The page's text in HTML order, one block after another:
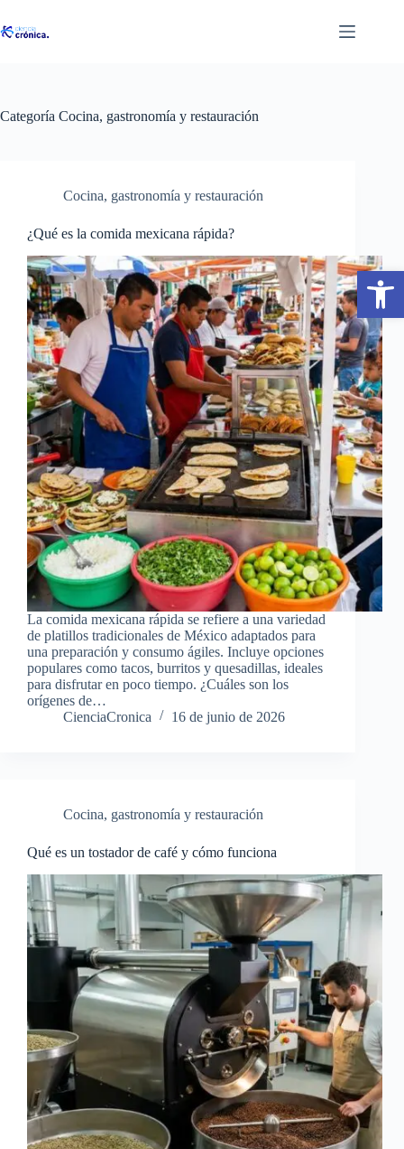
Abrir barra de herramientas
al
contenido
Categoría Cocina, gastronomía y restauración
Cocina, gastronomía y restauración
¿Qué es la comida mexicana rápida?
La comida mexicana rápida se refiere a una variedad
de platillos tradicionales de México adaptados para
una preparación y consumo ágiles. Incluye opciones
populares como tacos, burritos y quesadillas, ideales
para disfrutar en poco tiempo. ¿Cuáles son los
orígenes de…
CienciaCronica
16 de junio de 2026
Cocina, gastronomía y restauración
Qué es un tostador de café y cómo funciona